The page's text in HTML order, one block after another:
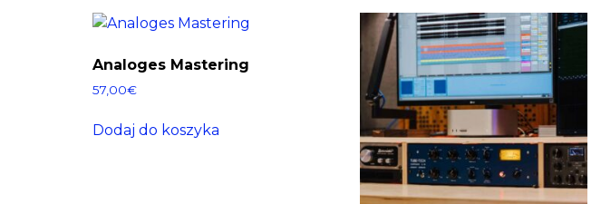
Analoges Mastering
57,00€
Dodaj do koszyka